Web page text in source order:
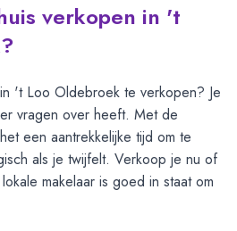
verkopen in 't
't Loo Oldebroek te verkopen? Je
vragen over heeft. Met de
een aantrekkelijke tijd om te
als je twijfelt. Verkoop je nu of
makelaar is goed in staat om